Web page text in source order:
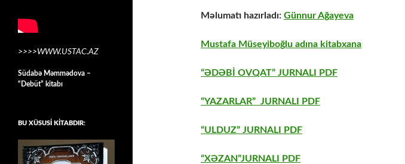
Məlumatı hazırladı: Günnur Ağayeva
Mustafa Müseyiboğlu adına kitabxana
“ƏDƏBİ OVQAT” JURNALI PDF
“YAZARLAR” JURNALI PDF
“ULDUZ” JURNALI PDF
“XƏZAN”JURNALI PDF
>>>>WWW.USTAC.AZ
Südabə Məmmədova –
“Debüt” kitabı
BU XÜSUSİ KİTABDIR: